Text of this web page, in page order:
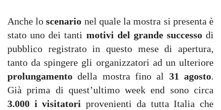
Anche loscenario nel quale la mostra si presenta è
stato uno dei tanti motivi del grande successo di
pubblico registrato in questo mese di apertura,
tanto da spingere gli organizzatori ad un ulteriore
prolungamentodella mostra fino al 31 agosto.
Già prima di quest’ultimo week end sono circa
3.000 i visitatoriprovenienti da tutta Italia che